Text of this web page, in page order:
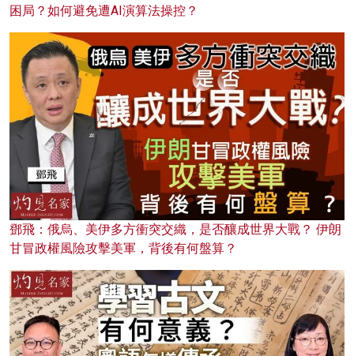
困局？如何避免遭AI演算法操控？
鄧飛：俄烏、美伊多方衝突交織，是否釀成世界大戰？ 伊朗
甘冒政權風險攻擊美軍，背後有何盤算？